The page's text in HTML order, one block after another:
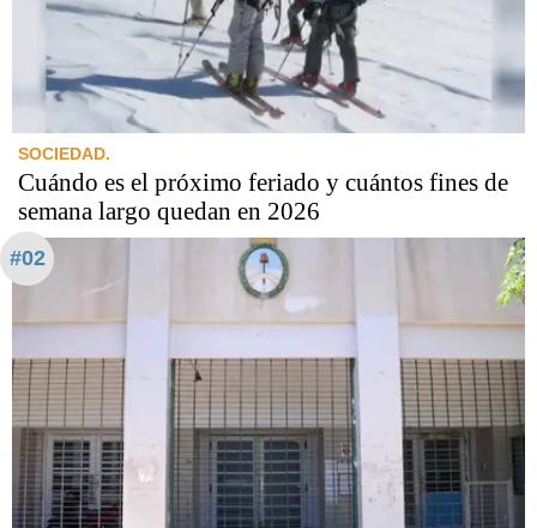
SOCIEDAD.
Cuándo es el próximo feriado y cuántos fines de
semana largo quedan en 2026
#02